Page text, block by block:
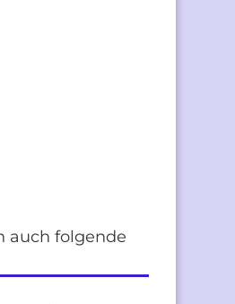
auch folgende